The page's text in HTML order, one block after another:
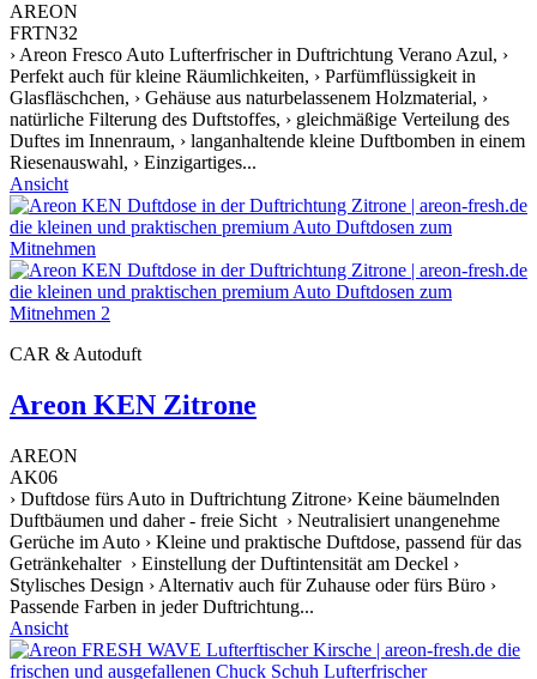
AREON
FRTN32
› Areon Fresco Auto Lufterfrischer in Duftrichtung Verano Azul, ›
Perfekt auch für kleine Räumlichkeiten, › Parfümflüssigkeit in
Glasfläschchen, › Gehäuse aus naturbelassenem Holzmaterial, ›
natürliche Filterung des Duftstoffes, › gleichmäßige Verteilung des
Duftes im Innenraum, › langanhaltende kleine Duftbomben in einem
Riesenauswahl, › Einzigartiges...
Ansicht
CAR & Autoduft
Areon KEN Zitrone
AREON
AK06
› Duftdose fürs Auto in Duftrichtung Zitrone› Keine bäumelnden
Duftbäumen und daher - freie Sicht › Neutralisiert unangenehme
Gerüche im Auto › Kleine und praktische Duftdose, passend für das
Getränkehalter › Einstellung der Duftintensität am Deckel ›
Stylisches Design › Alternativ auch für Zuhause oder fürs Büro ›
Passende Farben in jeder Duftrichtung...
Ansicht